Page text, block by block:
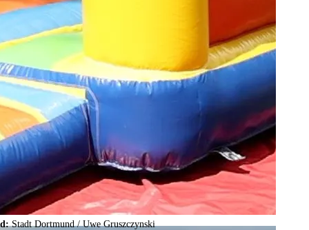
Stadt Dortmund /Uwe Gruszczynski